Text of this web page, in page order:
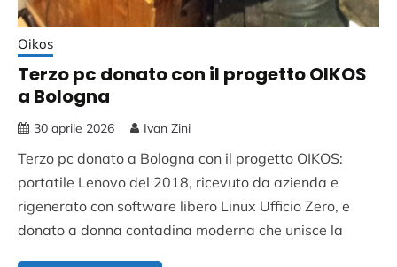
Oikos
Terzo pc donato con il progetto OIKOS
a Bologna
30 aprile 2026 Ivan Zini
Terzo pc donato a Bologna con il progetto OIKOS:
portatile Lenovo del 2018, ricevuto da azienda e
rigenerato con software libero Linux Ufficio Zero, e
donato a donna contadina moderna che unisce la